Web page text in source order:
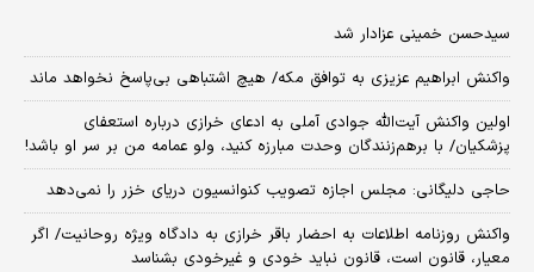
سیدحسن خمینی عزادار شد
واکنش ابراهیم عزیزی به توافق مکه/ هیچ اشتباهی بی‌پاسخ نخواهد ماند
اولین واکنش آیت‌الله جوادی آملی به ادعای خرازی درباره استعفای
پزشکیان/ با برهم‌زنندگان وحدت مبارزه کنید، ولو عمامه من بر سر او باشد!
حاجی دلیگانی: مجلس اجازه تصویب کنوانسیون دریای خزر را نمی‌دهد
واکنش روزنامه اطلاعات به احضار باقر خرازی به دادگاه ویژه روحانیت/ اگر
معیار، قانون است، قانون نباید خودی و غیرخودی بشناسد